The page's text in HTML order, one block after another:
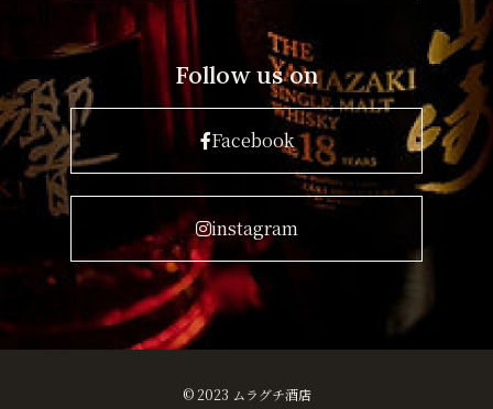
Follow us on
Facebook
instagram
© 2023 ムラグチ酒店